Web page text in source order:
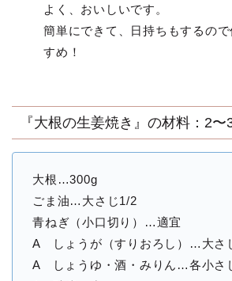
よく、おいしいです。
簡単にできて、日持ちもするの
すめ！
『大根の生姜焼き』の材料：2〜
大根…300g
ごま油…大さじ1/2
青ねぎ（小口切り）…適宜
A しょうが（すりおろし）…大さ
A しょうゆ・酒・みりん…各小さ